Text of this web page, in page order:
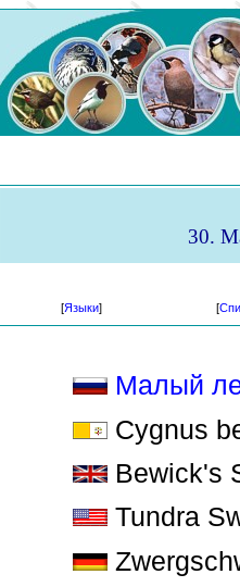
30.
[Языки] [
Малый
Cygnus
Bewick's
Tundra